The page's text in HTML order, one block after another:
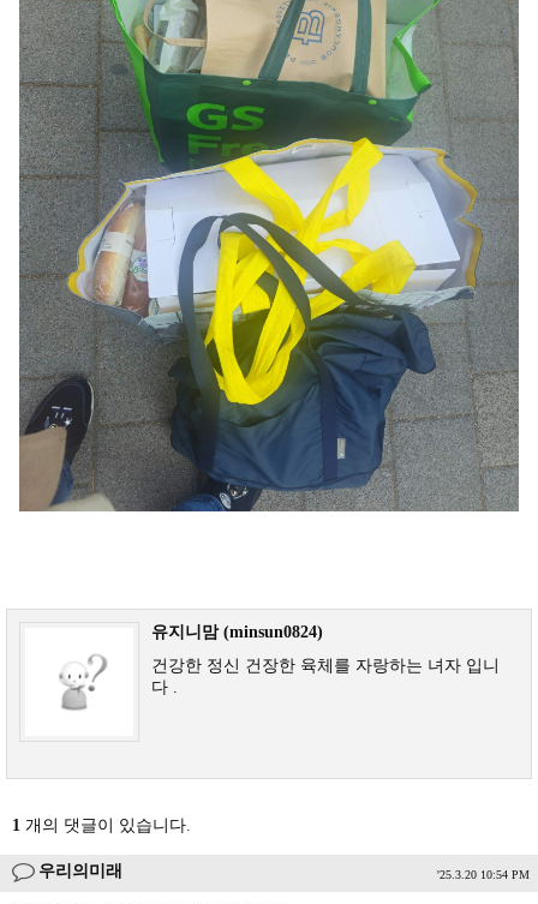
유지니맘 (minsun0824)
건강한 정신 건장한 육체를 자랑하는 녀자 입니
다 .
1 개의 댓글이 있습니다.
우리의미래 '25.3.20 10:54 PM